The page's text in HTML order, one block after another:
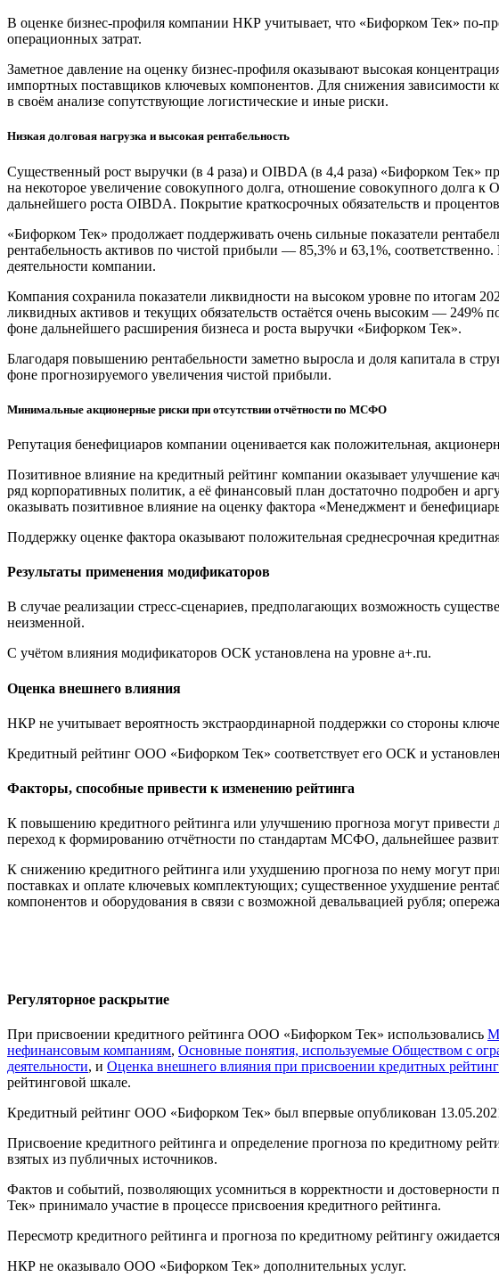
В оценке бизнес-профиля компании НКР учитывает, что «Бифорком Тек» по-
операционных затрат.
Заметное давление на оценку бизнес-профиля оказывают высокая
импортных поставщиков ключевых компонентов. Для снижения зависимости
в своём анализе сопутствующие логистические и иные риски.
Низкая долговая нагрузка и высокая рентабельность
Существенный рост выручки (в 4 раза) и OIBDA (в 4,4 раза) «Бифорком Тек»
на некоторое увеличение совокупного долга, отношение совокупного долга
дальнейшего роста OIBDA. Покрытие краткосрочных обязательств и
«Бифорком Тек» продолжает поддерживать очень сильные показатели
рентабельность активов по чистой прибыли — 85,3% и 63,1%,
деятельности компании.
Компания сохранила показатели ликвидности на высоком уровне по итогам
ликвидных активов и текущих обязательств остаётся очень высоким — 249%
фоне дальнейшего расширения бизнеса и роста выручки «Бифорком Тек».
Благодаря повышению рентабельности заметно выросла и доля капитала в
фоне прогнозируемого увеличения чистой прибыли.
Минимальные акционерные риски при отсутствии отчётности по МСФО
Репутация бенефициаров компании оценивается как положительная,
Позитивное влияние на кредитный рейтинг компании оказывает улучшение
ряд корпоративных политик, а её финансовый план достаточно подробен и
оказывать позитивное влияние на оценку фактора «Менеджмент и
Поддержку оценке фактора оказывают положительная среднесрочная
Результаты применения модификаторов
В случае реализации стресс-сценариев, предполагающих возможность
неизменной.
С учётом влияния модификаторов ОСК установлена на уровне a+.ru.
Оценка внешнего влияния
НКР не учитывает вероятность экстраординарной поддержки со стороны
Кредитный рейтинг ООО «Бифорком Тек» соответствует его ОСК и
Факторы, способные привести к изменению рейтинга
К повышению кредитного рейтинга или улучшению прогноза могут
переход к формированию отчётности по стандартам МСФО, дальнейшее
К снижению кредитного рейтинга или ухудшению прогноза по нему могут
поставках и оплате ключевых комплектующих; существенное ухудшение
компонентов и оборудования в связи с возможной девальвацией рубля;
Регуляторное раскрытие
При присвоении кредитного рейтинга ООО «Бифорком Тек» использовались
нефинансовым компаниям, Основные понятия, используемые Обществом с
деятельности, и Оценка внешнего влияния при присвоении кредитных
рейтинговой шкале.
Кредитный рейтинг ООО «Бифорком Тек» был впервые опубликован
Присвоение кредитного рейтинга и определение прогноза по кредитному
взятых из публичных источников.
Фактов и событий, позволяющих усомниться в корректности и
Тек» принимало участие в процессе присвоения кредитного рейтинга.
Пересмотр кредитного рейтинга и прогноза по кредитному рейтингу
НКР не оказывало ООО «Бифорком Тек» дополнительных услуг.